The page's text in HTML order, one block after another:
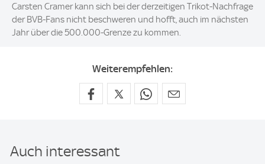
Carsten Cramer kann sich bei der derzeitigen Trikot-Nachfrage
der BVB-Fans nicht beschweren und hofft, auch im nächsten
Jahr über die 500.000-Grenze zu kommen.
Weiterempfehlen:
Auch interessant